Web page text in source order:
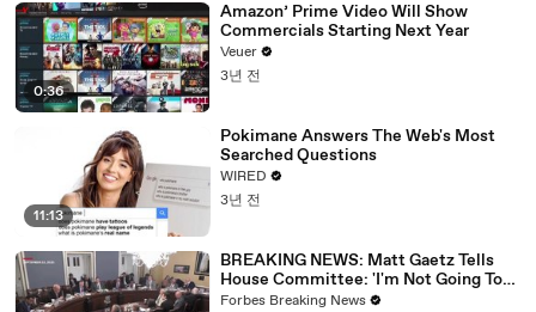
0:36
Amazon’ Prime Video Will Show
Commercials Starting Next Year
Veuer
3년 전
11:13
Pokimane Answers The Web's Most
Searched Questions
WIRED
3년 전
BREAKING NEWS: Matt Gaetz Tells
House Committee: 'I'm Not Going To
Vote For A Continuing Resolution'
Forbes Breaking News